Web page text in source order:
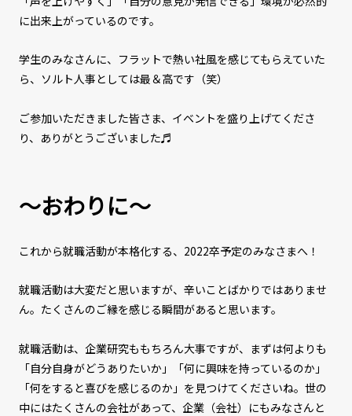
に出来上がっているのです。
学生のみなさんに、フラットで熱い社風を感じてもらえていた
ら、ソルト人事としては最＆高です（笑）
ご参加いただきました皆さま、イベントを盛り上げてくださ
り、ありがとうございました♬
～おわりに～
これから就職活動が本格化する、2022卒予定のみなさまへ！
就職活動は大変だと思いますが、辛いことばかりではありませ
ん。たくさんのご縁を感じる瞬間があると思います。
就職活動は、企業研究ももちろん大事ですが、まずは何よりも
「自分自身がどうありたいか」「何に興味を持っているのか」
「何をすると喜びを感じるのか」を見つけてくださいね。世の
中にはたくさんの会社があって、企業（会社）にもみなさんと